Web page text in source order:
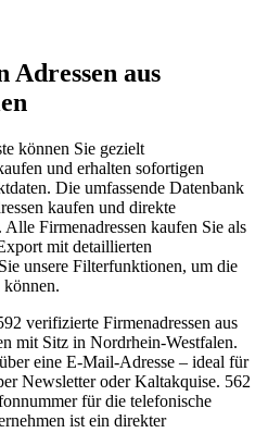
Adressen aus
können Sie gezielt
und erhalten sofortigen
Die umfassende Datenbank
kaufen und direkte
Firmenadressen kaufen Sie als
mit detaillierten
unsere Filterfunktionen, um die
können.
verifizierte Firmenadressen aus
mit Sitz in Nordrhein-Westfalen.
eine E-Mail-Adresse – ideal für
Newsletter oder Kaltakquise. 562
für die telefonische
ist ein direkter